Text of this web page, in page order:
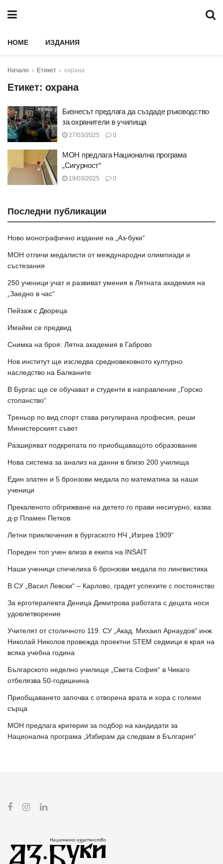
HOME ИЗДАНИЯ
Начало Етикет охрана
Етикет: охрана
Бизнесът предлага да създаде ръководство
за охранители в училища
27/03/2025 0
МОН предлага Национална програма
„Сигурност“
19/03/2025 0
Последни публикации
Ново монографично издание на „Аз-буки“
МОН отличи медалисти от международни олимпиади и
състезания
250 ученици учат и развиват умения в Лятната академия на
„Заедно в час“
Пейзаж с Двореца
Имайки се предвид
Снимка на броя: Лятна академия в Габрово
Нов институт ще изследва средновековното културно
наследство на Балканите
В Бургас ще се обучават и студенти в направление „Горско
стопанство“
Треньор по вид спорт става регулирана професия, реши
Министерският съвет
Разширяват подкрепата по приобщаващото образование
Нова система за анализ на данни в близо 200 училища
Един златен и 5 бронзови медала по математика за наши
ученици
Прекаленото обгрижване на детето го прави несигурно, казва
д-р Пламен Петков
Летни приключения в бургаското НЧ „Изгрев 1909“
Пореден топ учен влиза в екипа на INSAIT
Наши ученици спечелиха 6 бронзови медала по лингвистика
В СУ „Васил Левски“ – Карлово, градят успехите с постоянство
За ерготерапевта Деница Димитрова работата с децата носи
удовлетворение
Учителят от столичното 119. СУ „Акад. Михаил Арнаудов“ инж.
Николай Николов провежда проектни STEM седмици в края на
всяка учебна година
Българското неделно училище „Света София“ в Чикаго
отбелязва 50-годишнина
Приобщаването започва с отворена врата и хора с големи
сърца
МОН предлага критерии за подбор на кандидати за
Национална програма „Избирам да следвам в България“